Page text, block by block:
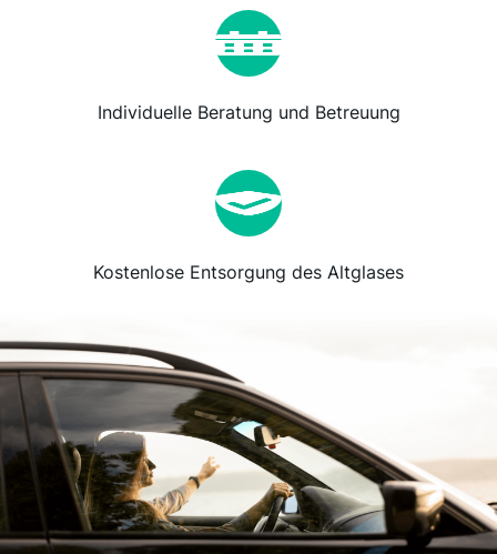
Individuelle Beratung und Betreuung
Kostenlose Entsorgung des Altglases